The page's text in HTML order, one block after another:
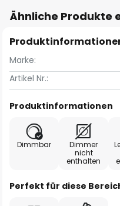
Ähnliche Produkte
Marke:
Artikel Nr.:
Produktinformationen
Dimmbar
Dimmer
nicht
enthalten
Perfekt für diese